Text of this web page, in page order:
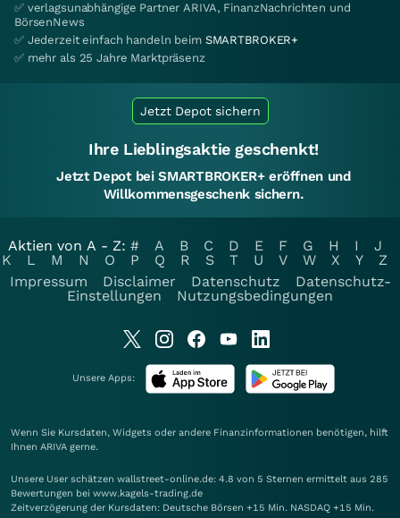
✅ verlagsunabhängige Partner ARIVA, FinanzNachrichten und
BörsenNews
✅ Jederzeit einfach handeln beim SMARTBROKER+
✅ mehr als 25 Jahre Marktpräsenz
Jetzt Depot sichern
Ihre Lieblingsaktie geschenkt!
Jetzt Depot bei SMARTBROKER+ eröffnen und
Willkommensgeschenk sichern.
Aktien von A - Z: # A B C D E F G H I
J
K
L M N O P Q R S T U V W X Y
Z
Impressum
Disclaimer Datenschutz
Datenschutz-
Einstellungen
Nutzungsbedingungen
Unsere Apps:
Wenn Sie Kursdaten, Widgets oder andere Finanzinformationen benötigen, hilft
Ihnen ARIVA gerne.
Unsere User schätzen wallstreet-online.de: 4.8 von 5 Sternen ermittelt aus 285
Bewertungen bei www.kagels-trading.de
Zeitverzögerung der Kursdaten: Deutsche Börsen +15 Min. NASDAQ +15 Min.